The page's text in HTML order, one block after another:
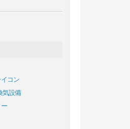
コン
気設備